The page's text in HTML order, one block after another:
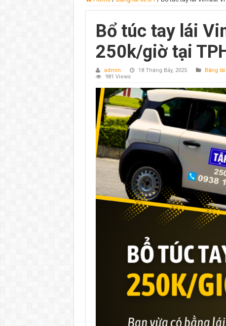
Bổ túc tay lái
250k/giờ tại
admin 18 Tháng Bảy, 2025 Bằng
981 Views